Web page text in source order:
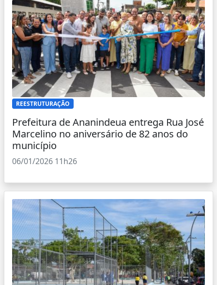
REESTRUTURAÇÃO
Prefeitura de Ananindeua entrega Rua José
Marcelino no aniversário de 82 anos do
município
06/01/2026 11h26